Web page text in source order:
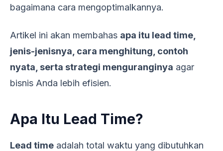
bagaimana cara mengoptimalkannya.
Artikel ini akan membahas apa itu lead time,
jenis-jenisnya, cara menghitung, contoh
nyata, serta strategi menguranginya agar
bisnis Anda lebih efisien.
Apa Itu Lead Time?
Lead time adalah total waktu yang dibutuhkan